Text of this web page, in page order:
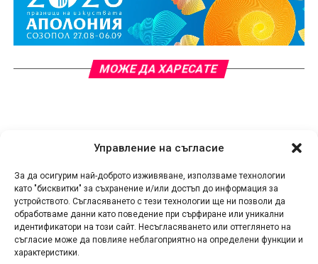
Управление на съгласие
За да осигурим най-доброто изживяване, използваме технологии
като "бисквитки" за съхранение и/или достъп до информация за
устройството. Съгласяването с тези технологии ще ни позволи да
обработваме данни като поведение при сърфиране или уникални
идентификатори на този сайт. Несъгласяването или оттеглянето на
съгласие може да повлияе неблагоприятно на определени функции и
характеристики.
МОЖЕ ДА ХАРЕСАТЕ